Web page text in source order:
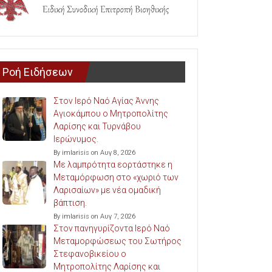
Ροή Ειδήσεων
Στον Ιερό Ναό Αγίας Άννης
Αγιοκάμπου ο Μητροπολίτης
Λαρίσης και Τυρνάβου
Ιερώνυμος.
By imlarisis on Αυγ 8, 2026
Με λαμπρότητα εορτάστηκε η
Μεταμόρφωση στο «χωριό των
Λαρισαίων» με νέα ομαδική
βάπτιση.
By imlarisis on Αυγ 7, 2026
Στον πανηγυρίζοντα Ιερό Ναό
Μεταμορφώσεως του Σωτήρος
Στεφανοβικείου ο
Μητροπολίτης Λαρίσης και